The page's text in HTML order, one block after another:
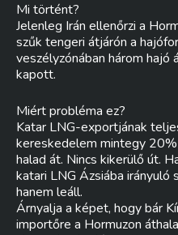
Mi történt?
Jelenleg Irán ellenőrzi a
szűk tengeri átjárón a
veszélyzónában három
kapott.
Miért probléma ez?
Katar LNG-exportjának
kereskedelem mintegy
halad át. Nincs kikerülő út.
katari LNG Ázsiába irányuló
hanem leáll.
Árnyalja a képet, hogy bár
importőre a Hormuzon